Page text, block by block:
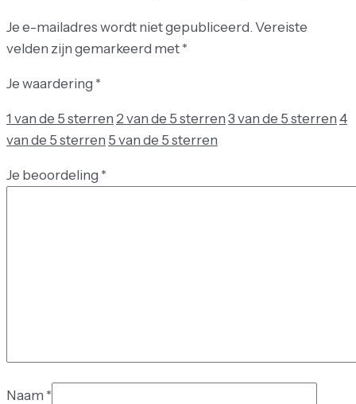
Je e-mailadres wordt niet gepubliceerd. Vereiste
velden zijn gemarkeerd met *
Je waardering *
1 van de 5 sterren 2 van de 5 sterren 3 van de 5 sterren 4
van de 5 sterren 5 van de 5 sterren
Je beoordeling *
Naam *